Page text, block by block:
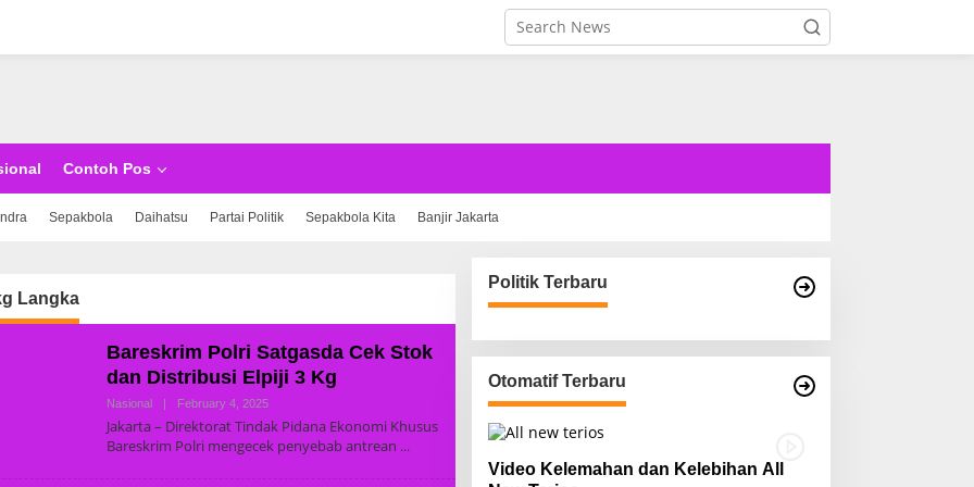
Contoh Pos
Sepakbola Daihatsu Partai Politik Sepakbola Kita Banjir Jakarta
Langka
Bareskrim Polri Satgasda Cek Stok
dan Distribusi Elpiji 3 Kg
Nasional | February 4, 2025B
Y
R
E
A
Jakarta – Direktorat Tindak Pidana Ekonomi Khusus
Bareskrim Polri mengecek penyebab antrean
Politik Terbaru
Otomatif Terbaru
Video Kelemahan dan Kelebihan All